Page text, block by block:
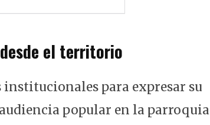
el territorio
institucionales para expresar su
popular en la parroquia